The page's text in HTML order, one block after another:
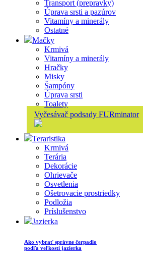
Transport (prepravky)
Úprava srsti a pazúrov
Vitamíny a minerály
Ostatné
Mačky
Krmivá
Vitamíny a minerály
Hračky
Misky
Šampóny
Úprava srsti
Toalety
Vyčesávač podsady FURminator
Teraristika
Krmivá
Terária
Dekorácie
Ohrievače
Osvetlenia
Ošetrovacie prostriedky
Podložia
Príslušenstvo
Jazierka
Ako vybrať správne čerpadlo
podľa veľkosti jazierka